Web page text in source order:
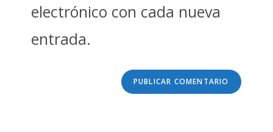
electrónico con cada nueva
entrada.